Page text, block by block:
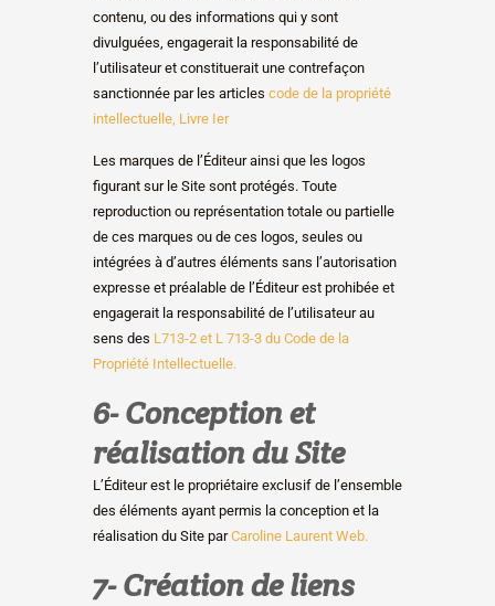
contenu, ou des informations qui y sont
divulguées, engagerait la responsabilité de
l’utilisateur et constituerait une contrefaçon
sanctionnée par les articles code de la propriété
intellectuelle, Livre Ier
Les marques de l’Éditeur ainsi que les logos
figurant sur le Site sont protégés. Toute
reproduction ou représentation totale ou partielle
de ces marques ou de ces logos, seules ou
intégrées à d’autres éléments sans l’autorisation
expresse et préalable de l’Éditeur est prohibée et
engagerait la responsabilité de l’utilisateur au
sens des L713-2 et L 713-3 du Code de la
Propriété Intellectuelle.
6- Conception et
réalisation du Site
L’Éditeur est le propriétaire exclusif de l’ensemble
des éléments ayant permis la conception et la
réalisation du Site parCaroline Laurent Web.
7- Création de liens